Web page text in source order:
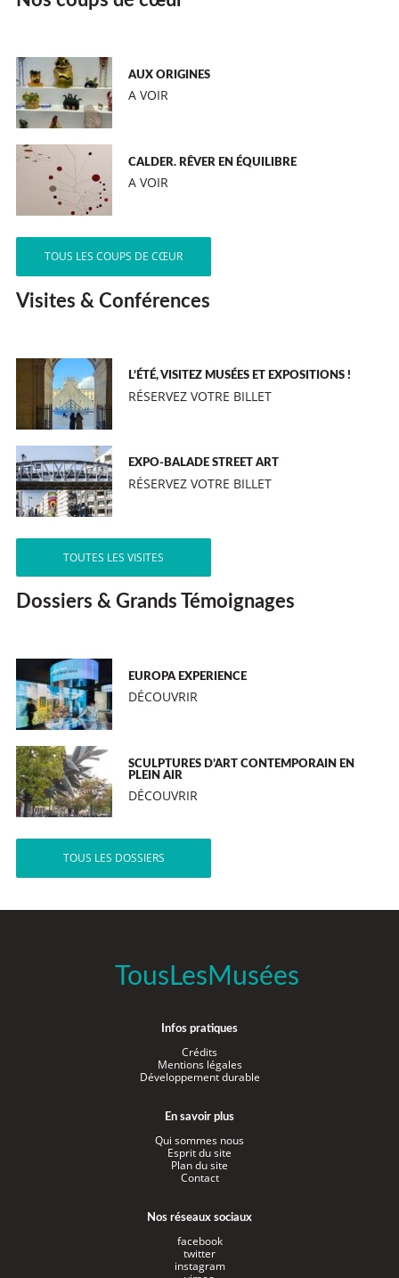
AUX ORIGINES
A VOIR
CALDER. RÊVER EN ÉQUILIBRE
A VOIR
TOUS LES COUPS DE CŒUR
Visites & Conférences
L’ÉTÉ, VISITEZ MUSÉES ET EXPOSITIONS !
RÉSERVEZ VOTRE BILLET
EXPO-BALADE STREET ART
RÉSERVEZ VOTRE BILLET
TOUTES LES VISITES
Dossiers & Grands Témoignages
EUROPA EXPERIENCE
DÉCOUVRIR
SCULPTURES D’ART CONTEMPORAIN EN
PLEIN AIR
DÉCOUVRIR
TOUS LES DOSSIERS
TousLesMusées
Infos pratiques
Crédits
Mentions légales
Développement durable
En savoir plus
Qui sommes nous
Esprit du site
Plan du site
Contact
Nos réseaux sociaux
facebook
twitter
instagram